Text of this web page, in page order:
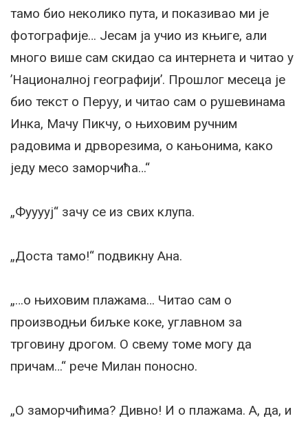
тамо био неколико пута, и показивао ми је
фотографије… Јесам ја учио из књиге, али
много више сам скидао са интернета и читао у
’Националној географији’. Прошлог месеца је
био текст о Перуу, и читао сам о рушевинама
Инка, Мачу Пикчу, о њиховим ручним
радовима и дрворезима, о кањонима, како
једу месо заморчића…“
„Фууууј“ зачу се из свих клупа.
„Доста тамо!“ подвикну Ана.
„…о њиховим плажама… Читао сам о
производњи биљке коке, углавном за
трговину дрогом. О свему томе могу да
причам…“ рече Милан поносно.
„О заморчићима? Дивно! И о плажама. А, да, и